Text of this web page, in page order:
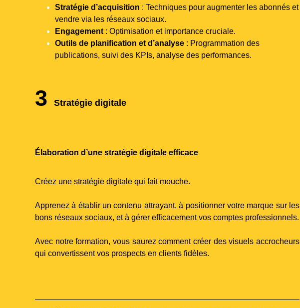
Stratégie d’acquisition : Techniques pour augmenter les abonnés et
vendre via les réseaux sociaux.
Engagement : Optimisation et importance cruciale.
Outils de planification et d’analyse : Programmation des
publications, suivi des KPIs, analyse des performances.
3 Stratégie digitale
Élaboration d’une stratégie digitale efficace
Créez une stratégie digitale qui fait mouche.
Apprenez à établir un contenu attrayant, à positionner votre marque sur les
bons réseaux sociaux, et à gérer efficacement vos comptes professionnels.
Avec notre formation, vous saurez comment créer des visuels accrocheurs
qui convertissent vos prospects en clients fidèles.